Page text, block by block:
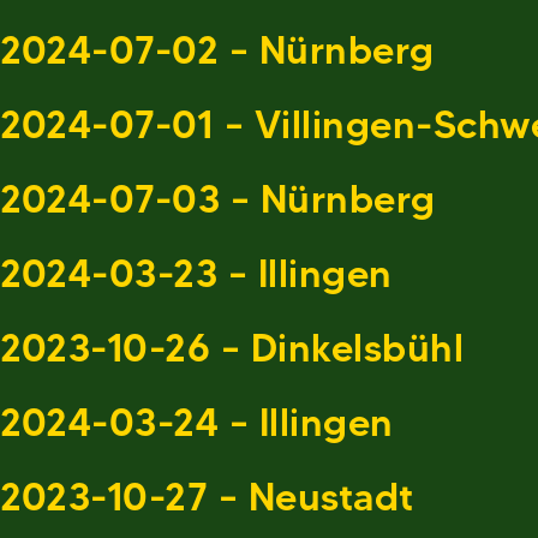
2024-07-02 – Nürnberg
2024-07-01 – Villingen-
2024-07-03 – Nürnberg
2024-03-23 – Illingen
2023-10-26 – Dinkelsbühl
2024-03-24 – Illingen
2023-10-27 – Neustadt